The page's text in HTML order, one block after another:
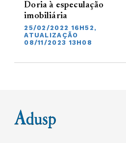
Doria à especulação
imobiliária
25/02/2022 16H52,
ATUALIZAÇÃO
08/11/2023 13H08